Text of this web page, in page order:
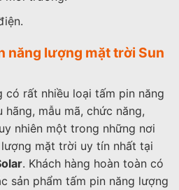
năng lượng mặt trời Sun
có rất nhiều loại tấm pin năng
mẫu mã, chức năng,
nhiên một trong những nơi
mặt trời uy tín nhất tại
. Khách hàng hoàn toàn có
sản phẩm tấm pin năng lượng